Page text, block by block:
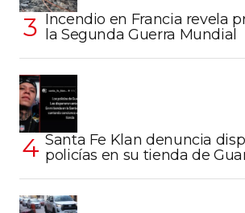
Incendio en Francia revela
la Segunda Guerra Mundial
Santa Fe Klan denuncia
policías en su tienda de